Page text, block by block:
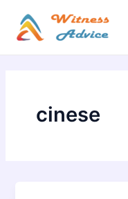
contenuto
cinese